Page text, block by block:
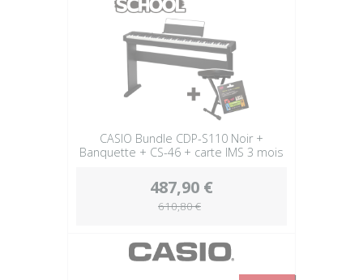
CASIO Bundle CDP-S110 Noir +
Banquette + CS-46 + carte IMS 3 mois
487,90 €
610,80 €